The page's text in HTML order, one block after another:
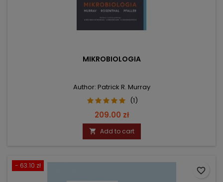
MIKROBIOLOGIA
Author: Patrick R. Murray
(1)
Price
209.00 zł
 Add to cart
- 63.10 zł
favorite_border